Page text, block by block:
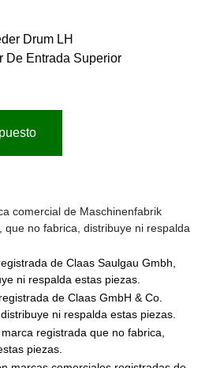
Drum LH
De Entrada Superior
comercial de Maschinenfabrik
que no fabrica, distribuye ni respalda
de Claas Saulgau Gmbh,
ni respalda estas piezas.
de Claas GmbH & Co.
ni respalda estas piezas.
registrada que no fabrica,
piezas.